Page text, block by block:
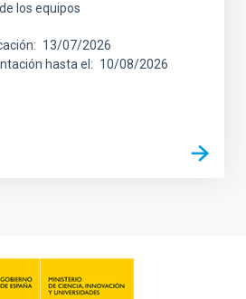
los equipos
13/07/2026
hasta el
10/08/2026